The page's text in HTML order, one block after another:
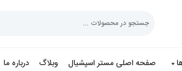
صفحه اصلی مستر اسپشیال وبلاگ درباره ما